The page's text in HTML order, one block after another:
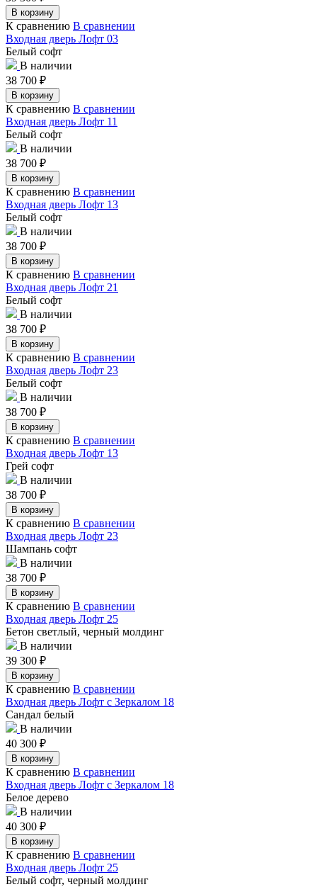
В корзину
К сравнению В сравнении
Входная дверь Лофт 03
Белый софт
В наличии
38 700 ₽
В корзину
К сравнению В сравнении
Входная дверь Лофт 11
Белый софт
В наличии
38 700 ₽
В корзину
К сравнению В сравнении
Входная дверь Лофт 13
Белый софт
В наличии
38 700 ₽
В корзину
К сравнению В сравнении
Входная дверь Лофт 21
Белый софт
В наличии
38 700 ₽
В корзину
К сравнению В сравнении
Входная дверь Лофт 23
Белый софт
В наличии
38 700 ₽
В корзину
К сравнению В сравнении
Входная дверь Лофт 13
Грей софт
В наличии
38 700 ₽
В корзину
К сравнению В сравнении
Входная дверь Лофт 23
Шампань софт
В наличии
38 700 ₽
В корзину
К сравнению В сравнении
Входная дверь Лофт 25
Бетон светлый, черный молдинг
В наличии
39 300 ₽
В корзину
К сравнению В сравнении
Входная дверь Лофт с Зеркалом 18
Сандал белый
В наличии
40 300 ₽
В корзину
К сравнению В сравнении
Входная дверь Лофт с Зеркалом 18
Белое дерево
В наличии
40 300 ₽
В корзину
К сравнению В сравнении
Входная дверь Лофт 25
Белый софт, черный молдинг